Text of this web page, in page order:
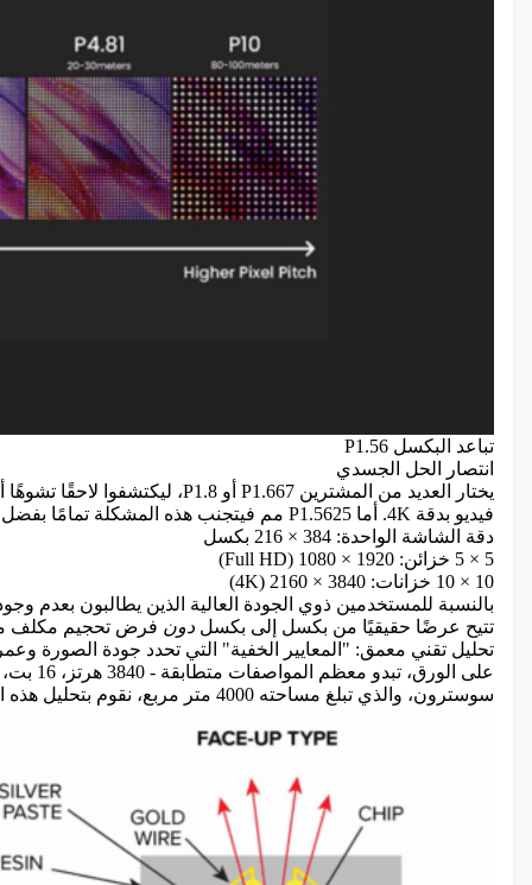
تباعد البكسل P1.56
انتصار الحل الجسدي
فيديو بدقة 4K. أما P1.5625 مم فيتجنب هذه المشكلة تمامًا بفضل محاذاته الرياضية الدقيقة.
دقة الشاشة الواحدة: 384 × 216 بكسل
5 × 5 خزائن: 1920 × 1080 (Full HD)
10 × 10 خزانات: 3840 × 2160 (4K)
تتيح عرضًا حقيقيًا من بكسل إلى بكسل دون فرض تحجيم مكلف
تحليل تقني معمق: "المعايير الخفية" التي تحدد جودة الصورة
سوسترون، والذي تبلغ مساحته 4000 متر مربع، نقوم بتحليل هذه الأرقام إلى ثلاثة أبعاد حاسمة.